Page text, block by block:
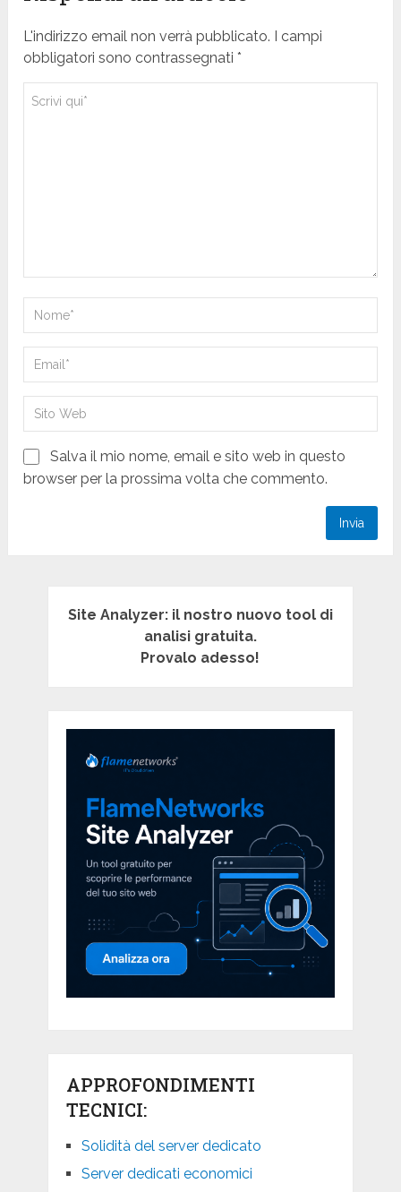
L'indirizzo email non verrà pubblicato. I campi
obbligatori sono contrassegnati *
Salva il mio nome, email e sito web in questo
browser per la prossima volta che commento.
Site Analyzer: il nostro nuovo tool di
analisi gratuita.
Provalo adesso!
APPROFONDIMENTI
TECNICI:
Solidità del server dedicato
Server dedicati economici